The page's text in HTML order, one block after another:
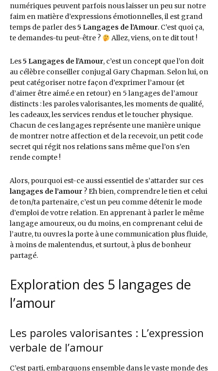
numériques peuvent parfois nous laisser un peu sur notre
faim en matière d’expressions émotionnelles, il est grand
temps de parler des5 Langages de l’Amour. C’est quoi ça,
te demandes-tu peut-être ?
Allez, viens, on te dit tout !
Les5 Langages de l’Amour, c’est un concept que l’on doit
au célèbre conseiller conjugal Gary Chapman. Selon lui, on
peut catégoriser notre façon d’exprimer l’amour (et
d’aimer être aimé.e en retour) en 5 langages de l’amour
distincts : les paroles valorisantes, les moments de qualité,
les cadeaux, les services rendus et le toucher physique.
Chacun de ces langages représente une manière unique
de montrer notre affection et de la recevoir, un petit code
secret qui régit nos relations sans même que l’on s’en
rende compte !
Alors, pourquoi est-ce aussi essentiel de s’attarder sur ces
langages de l’amour ? Eh bien, comprendre le tien et celui
de ton/ta partenaire, c’est un peu comme détenir le mode
d’emploi de votre relation. En apprenant à parler le même
langage amoureux, ou du moins, en comprenant celui de
l’autre, tu ouvres la porte à une communication plus fluide,
à moins de malentendus, et surtout, à plus de bonheur
partagé.
Exploration des 5 langages de
l’amour
Les paroles valorisantes : L’expression
verbale de l’amour
C’est parti, embarquons ensemble dans le vaste monde des